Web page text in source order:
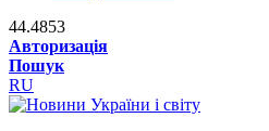
44.4853
Авторизація
Пошук
RU